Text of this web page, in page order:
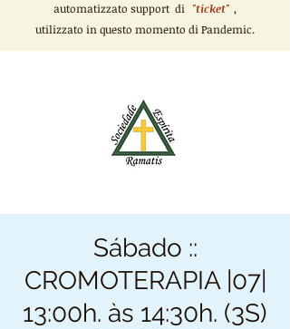
automatizzato support di
"ticket" ,
utilizzato in questo momento di Pandemic.
Sábado ::
CROMOTERAPIA |07|
13:00h. às 14:30h. (3S)